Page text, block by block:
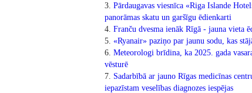
3. Pārdaugavas viesnīca «Riga Islande
panorāmas skatu un garšīgu ēdienkarti
4. Franču dvesma ienāk Rīgā - jauna vieta
5. «Ryanair» paziņo par jaunu sodu, kas
6. Meteorologi brīdina, ka 2025. gada
vēsturē
7. Sadarbībā ar jauno Rīgas medicīnas
iepazīstam veselības diagnozes iespējas